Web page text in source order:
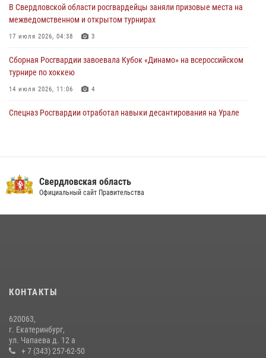
рассказал об итогах работы подразделения в эфире телекомпании
«Телекон»
30 июля 2026, 11:33 1
В Свердловской области росгвардейцы заняли призовые места на
межведомственном и открытом турнирах
17 июля 2026, 04:38 3
Сборная Росгвардии завоевала Кубок «Динамо» на всероссийском
турнире по хоккею
14 июля 2026, 11:06 4
Спецназ Росгвардии отработал навыки десантирования на Урале
31 июля 2026, 12:27 1
27 июля 2026, 12:37
спартакиады «Динамо» памяти погибшего офицера милиции
29 июля 2026, 12:30
Свердловская область
Официальный сайт Правительства
КОНТАКТЫ
620063,
г. Екатеринбург,
ул. Чапаева д. 12 а
+ 7 (343) 257-62-50